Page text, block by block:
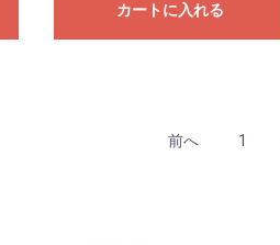
カートに入れる
前へ 1